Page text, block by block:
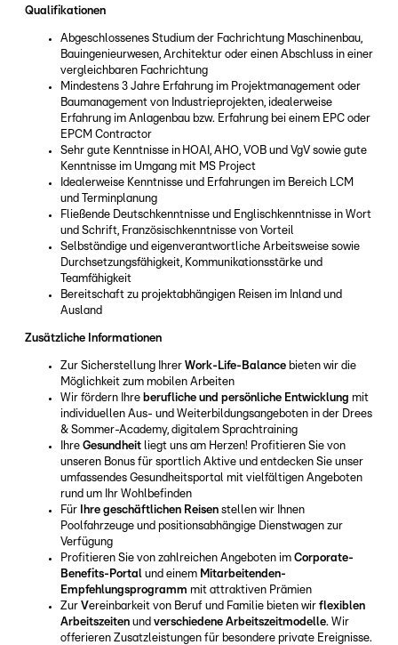
Qualifikationen
Abgeschlossenes Studium der Fachrichtung Maschinenbau,
Bauingenieurwesen, Architektur oder einen Abschluss in einer
vergleichbaren Fachrichtung
Mindestens 3 Jahre Erfahrung im Projektmanagement oder
Baumanagement von Industrieprojekten, idealerweise
Erfahrung im Anlagenbau bzw. Erfahrung bei einem EPC oder
EPCM Contractor
Sehr gute Kenntnisse in HOAI, AHO, VOB und VgV sowie gute
Kenntnisse im Umgang mit MS Project
Idealerweise Kenntnisse und Erfahrungen im Bereich LCM
und Terminplanung
Fließende Deutschkenntnisse und Englischkenntnisse in Wort
und Schrift, Französischkenntnisse von Vorteil
Selbständige und eigenverantwortliche Arbeitsweise sowie
Durchsetzungsfähigkeit, Kommunikationsstärke und
Teamfähigkeit
Bereitschaft zu projektabhängigen Reisen im Inland und
Ausland
Zusätzliche Informationen
Zur Sicherstellung Ihrer Work-Life-Balance bieten wir die
Möglichkeit zum mobilen Arbeiten
Wir fördern Ihre berufliche und persönliche Entwicklung mit
individuellen Aus- und Weiterbildungsangeboten in der Drees
& Sommer-Academy, digitalem Sprachtraining
Ihre Gesundheit liegt uns am Herzen! Profitieren Sie von
unseren Bonus für sportlich Aktive und entdecken Sie unser
umfassendes Gesundheitsportal mit vielfältigen Angeboten
rund um Ihr Wohlbefinden
Für
Ihre geschäftlichen Reisen stellen wir Ihnen
Poolfahrzeuge und positionsabhängige Dienstwagen zur
Verfügung
Profitieren Sie von zahlreichen Angeboten im Corporate-
Benefits-Portal und einem Mitarbeitenden-
Empfehlungsprogramm mit attraktiven Prämien
Zur Vereinbarkeit von Beruf und Familie bieten wir flexiblen
Arbeitszeiten und verschiedene Arbeitszeitmodelle. Wir
offerieren Zusatzleistungen für besondere private Ereignisse.